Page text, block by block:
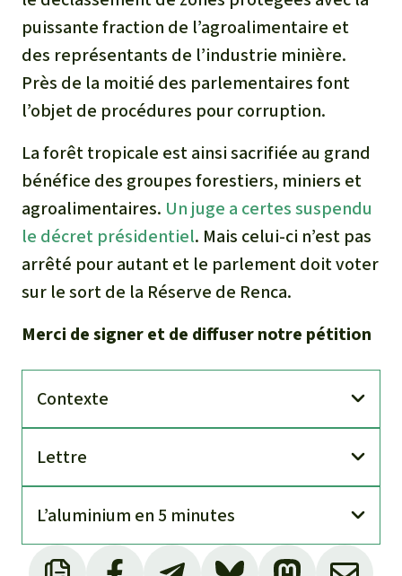
puissante fraction de l’agroalimentaire et
des représentants de l’industrie minière.
Près de la moitié des parlementaires font
l’objet de procédures pour corruption.
La forêt tropicale est ainsi sacrifiée au grand
bénéfice des groupes forestiers, miniers et
agroalimentaires. Un juge a certes suspendu
le décret présidentiel. Mais celui-ci n’est pas
arrêté pour autant et le parlement doit voter
sur le sort de la Réserve de Renca.
Merci de signer et de diffuser notre pétition
Contexte
Lettre
L’aluminium en 5 minutes